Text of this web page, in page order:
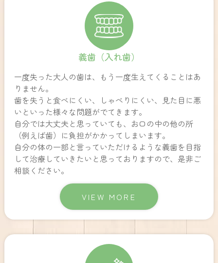
義歯（入れ歯）
一度失った大人の歯は、もう一度生えてくることはあ
りません。
歯を失うと食べにくい、しゃべりにくい、見た目に悪
いといった様々な問題がでてきます。
自分では大丈夫と思っていても、お口の中の他の所
（例えば歯）に負担がかかってしまいます。
自分の体の一部と言っていただけるような義歯を目指
して治療していきたいと思っておりますので、是非ご
相談ください。
VIEW MORE